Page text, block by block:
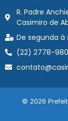
R. Padre
Casimiro de
De segunda à
(22) 2778-
© 2026